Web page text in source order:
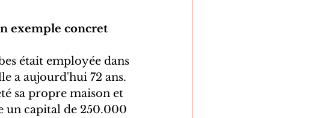
exemple concret
était employée dans
a aujourd'hui 72 ans.
sa propre maison et
un capital de 250.000